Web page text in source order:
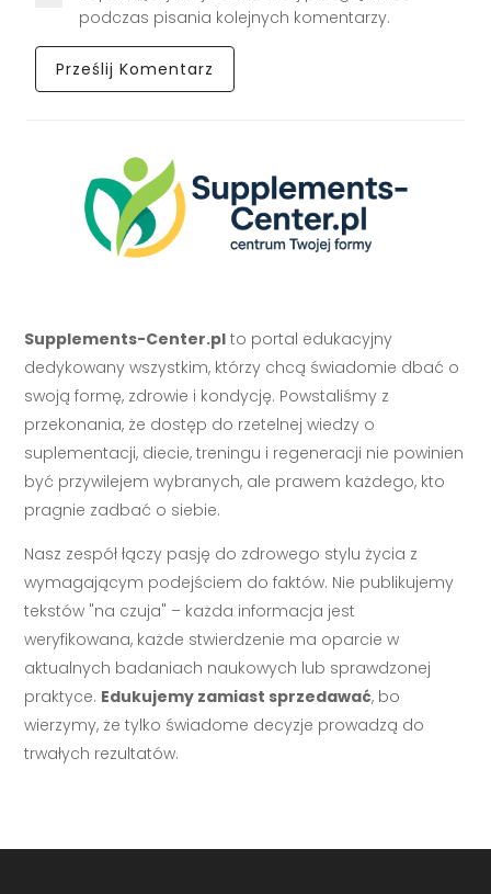
podczas pisania kolejnych komentarzy.
Supplements-Center.pl to portal edukacyjny
dedykowany wszystkim, którzy chcą świadomie dbać o
swoją formę, zdrowie i kondycję. Powstaliśmy z
przekonania, że dostęp do rzetelnej wiedzy o
suplementacji, diecie, treningu i regeneracji nie powinien
być przywilejem wybranych, ale prawem każdego, kto
pragnie zadbać o siebie.
Nasz zespół łączy pasję do zdrowego stylu życia z
wymagającym podejściem do faktów. Nie publikujemy
tekstów "na czuja" – każda informacja jest
weryfikowana, każde stwierdzenie ma oparcie w
aktualnych badaniach naukowych lub sprawdzonej
praktyce. Edukujemy zamiast sprzedawać, bo
wierzymy, że tylko świadome decyzje prowadzą do
trwałych rezultatów.